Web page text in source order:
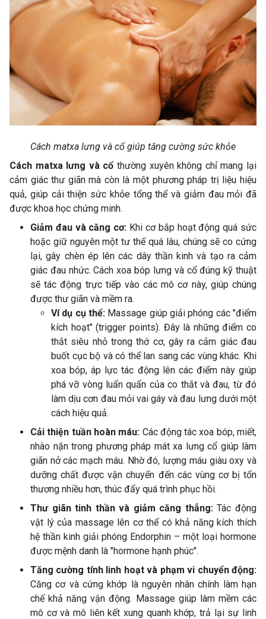
Cách matxa lưng và cổ giúp tăng cường sức khỏe
Cách matxa lưng và cổ thường xuyên không chỉ mang lại
cảm giác thư giãn mà còn là một phương pháp trị liệu hiệu
quả, giúp cải thiện sức khỏe tổng thể và giảm đau mỏi đã
được khoa học chứng minh.
Giảm đau và căng cơ: Khi cơ bắp hoạt động quá sức
hoặc giữ nguyên một tư thế quá lâu, chúng sẽ co cứng
lại, gây chèn ép lên các dây thần kinh và tạo ra cảm
giác đau nhức. Cách xoa bóp lưng và cổ đúng kỹ thuật
sẽ tác động trực tiếp vào các mô cơ này, giúp chúng
được thư giãn và mềm ra.
Ví dụ cụ thể: Massage giúp giải phóng các "điểm
kích hoạt" (trigger points). Đây là những điểm co
thắt siêu nhỏ trong thớ cơ, gây ra cảm giác đau
buốt cục bộ và có thể lan sang các vùng khác. Khi
xoa bóp, áp lực tác động lên các điểm này giúp
phá vỡ vòng luẩn quẩn của co thắt và đau, từ đó
làm dịu cơn đau mỏi vai gáy và đau lưng dưới một
cách hiệu quả.
Cải thiện tuần hoàn máu: Các động tác xoa bóp, miết,
nhào nặn trong phương pháp mát xa lưng cổ giúp làm
giãn nở các mạch máu. Nhờ đó, lượng máu giàu oxy và
dưỡng chất được vận chuyển đến các vùng cơ bị tổn
thương nhiều hơn, thúc đẩy quá trình phục hồi.
Thư giãn tinh thần và giảm căng thẳng:Tác động
vật lý của massage lên cơ thể có khả năng kích thích
hệ thần kinh giải phóng Endorphin – một loại hormone
được mệnh danh là "hormone hạnh phúc".
Tăng cường tính linh hoạt và phạm vi chuyển động:
Căng cơ và cứng khớp là nguyên nhân chính làm hạn
chế khả năng vận động. Massage giúp làm mềm các
mô cơ và mô liên kết xung quanh khớp, trả lại sự linh